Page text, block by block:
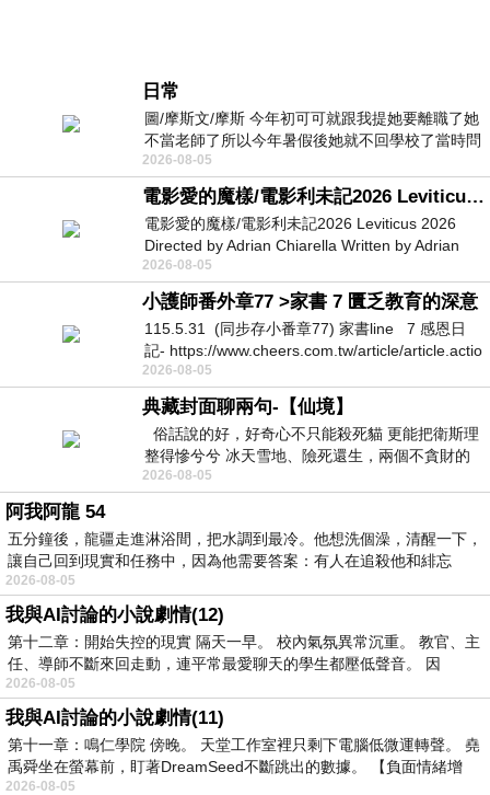
日常
圖/摩斯文/摩斯 今年初可可就跟我提她要離職了她
不當老師了所以今年暑假後她就不回學校了當時問
她不是很喜歡幼幼班的小朋友嗎捨得不
2026-08-05
電影愛的魔樣/電影利未記2026 Leviticus 2026
電影愛的魔樣/電影利未記2026 Leviticus 2026
Directed by Adrian Chiarella Written by Adrian
Chiarella Starring Joe Bird
2026-08-05
小護師番外章77 >家書 7 匱乏教育的深意
115.5.31 (同步存小番章77) 家書line 7 感恩日
記- https://www.cheers.com.tw/article/article.actio
2026-08-05
典藏封面聊兩句-【仙境】
俗話說的好，好奇心不只能殺死貓 更能把衛斯理
整得慘兮兮 冰天雪地、險死還生，兩個不貪財的
人尋什麼寶？ 人家追尋愛情還
2026-08-05
阿我阿龍 54
五分鐘後，龍疆走進淋浴間，把水調到最冷。他想洗個澡，清醒一下，
讓自己回到現實和任務中，因為他需要答案：有人在追殺他和緋忘
2026-08-05
我與AI討論的小說劇情(12)
第十二章：開始失控的現實 隔天一早。 校內氣氛異常沉重。 教官、主
任、導師不斷來回走動，連平常最愛聊天的學生都壓低聲音。 因
2026-08-05
我與AI討論的小說劇情(11)
第十一章：鳴仁學院 傍晚。 天堂工作室裡只剩下電腦低微運轉聲。 堯
禹舜坐在螢幕前，盯著DreamSeed不斷跳出的數據。 【負面情緒增
2026-08-05